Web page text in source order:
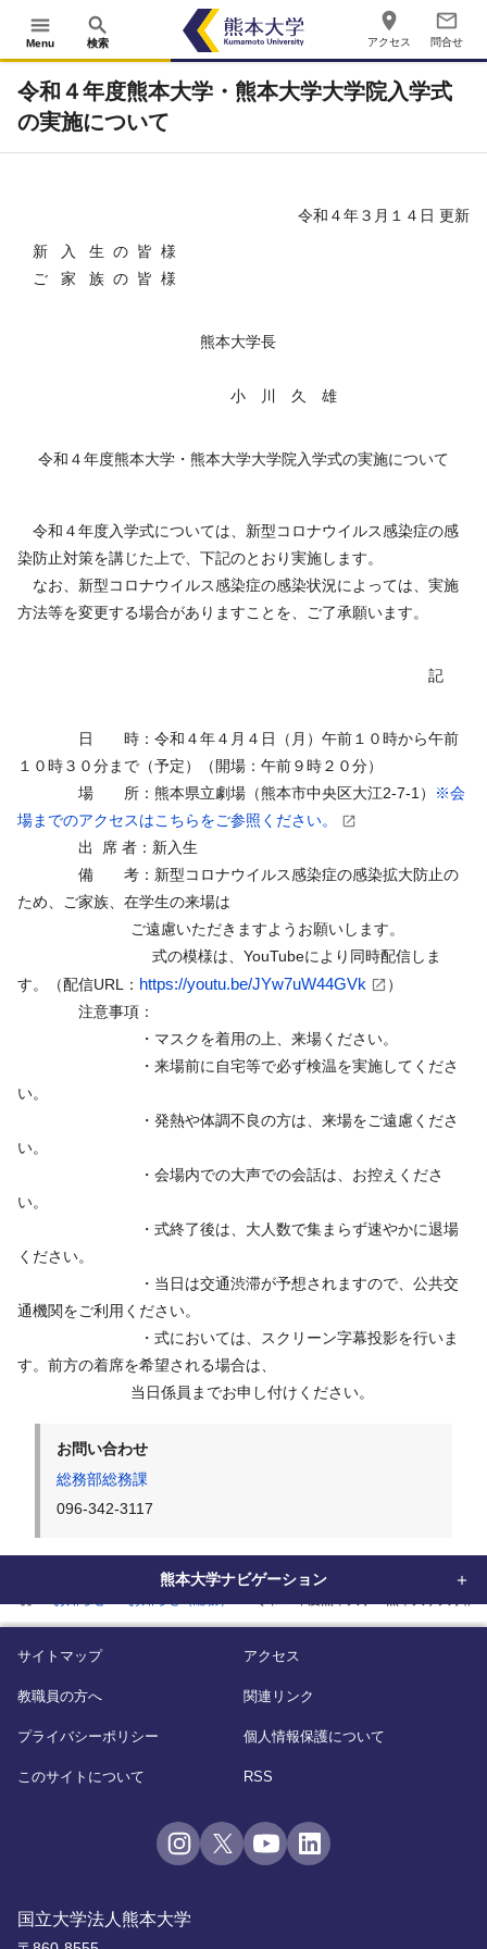
menu
Menu
search
検索
place
アクセス
mail_outline
問合せ
home
令和４年度熊本大学・熊本大学大学院入学式
の実施について
令和４年３月１４日 更新
新 入 生 の 皆 様
ご 家 族 の 皆 様
熊本大学長
小 川 久 雄
令和４年度熊本大学・熊本大学大学院入学式の実施について
令和４年度入学式については、新型コロナウイルス感染症の感
染防止対策を講じた上で、下記のとおり実施します。
なお、新型コロナウイルス感染症の感染状況によっては、実施
方法等を変更する場合がありますことを、ご了承願います。
記
日 時：令和４年４月４日（月）午前１０時から午前
１０時３０分まで（予定）（開場：午前９時２０分）
場 所：熊本県立劇場（熊本市中央区大江2-7-1）
※会
場までのアクセスはこちらをご参照ください。
出 席 者：新入生
備 考：新型コロナウイルス感染症の感染拡大防止の
ため、ご家族、在学生の来場は
ご遠慮いただきますようお願いします。
式の模様は、 YouTubeにより同時配信しま
す。（配信URL： https://youtu.be/JYw7uW44GVk
）
注意事項：
・マスクを着用の上、来場ください。
・来場前に自宅等で必ず検温を実施してくださ
い。
・発熱や体調不良の方は、来場をご遠慮くださ
い。
・会場内での大声での会話は、お控えくださ
い。
・式終了後は、大人数で集まらず速やかに退場
ください。
・当日は交通渋滞が予想されますので、公共交
通機関をご利用ください。
・式においては、スクリーン字幕投影を行いま
す。前方の着席を希望される場合は、
当日係員までお申し付けください。
お問い合わせ
総務部総務課
096-342-3117
熊本大学ナビゲーション
国立大学法人熊本大学
サイトマップ アクセス
教職員の方へ 関連リンク
プライバシーポリシー 個人情報保護について
このサイトについて RSS